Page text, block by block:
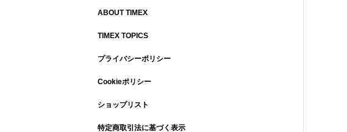
ABOUT TIMEX
TIMEX TOPICS
プライバシーポリシー
Cookieポリシー
ショップリスト
特定商取引法に基づく表示